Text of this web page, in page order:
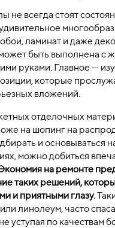
не всегда стоят
ламинат и даже
быть выполнена с
руками. Главное —
которые
вложений.
отделочных
на шопинг на
и основываться
можно добиться
на ремонте
таких решений,
и приятными глазу.
или линолеум, часто
уступая по качествам